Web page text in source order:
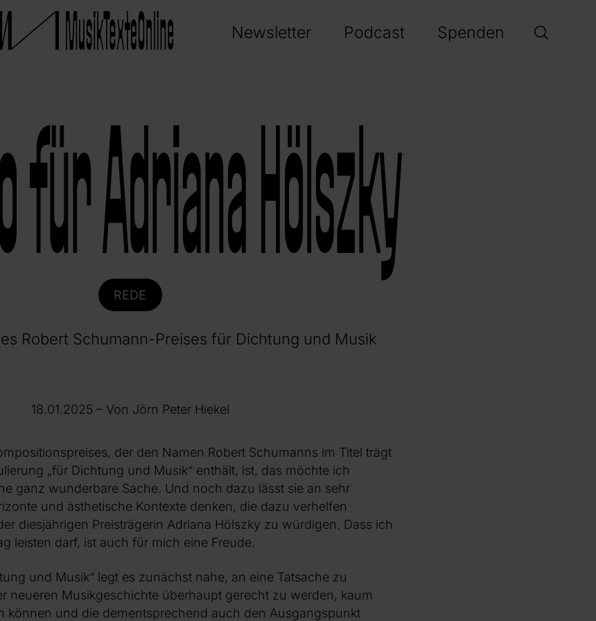
Newsletter Podcast Spenden
Adriana Hölszky
REDE
Robert Schumann-Preises für Dichtung und Musik
18.01.2025 – Von Jörn Peter Hiekel
der den Namen Robert Schumanns im Titel trägt
„für Dichtung und Musik“ enthält, ist, das möchte ich
ganz wunderbare Sache. Und noch dazu lässt sie an sehr
und ästhetische Kontexte denken, die dazu verhelfen
diesjährigen Preisträgerin Adriana Hölszky zu würdigen. Dass ich
leisten darf, ist auch für mich eine Freude.
und Musik“ legt es zunächst nahe, an eine Tatsache zu
neueren Musikgeschichte überhaupt gerecht zu werden, kaum
können und die dementsprechend auch den Ausgangspunkt